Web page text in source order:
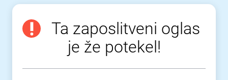
Ta zaposlitveni oglas
je že potekel!